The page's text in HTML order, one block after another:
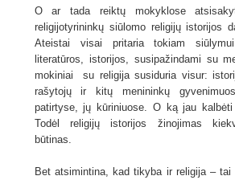
O ar tada reiktų mokyklose
religijotyrininkų siūlomo religijų istorijos
Ateistai visai pritaria tokiam
literatūros, istorijos, susipažindami su
mokiniai su religija susiduria visur:
rašytojų ir kitų menininkų
patirtyse, jų kūriniuose. O ką jau kalbėti
Todėl religijų istorijos žinojimas
būtinas.
Bet atsimintina, kad tikyba ir religija –